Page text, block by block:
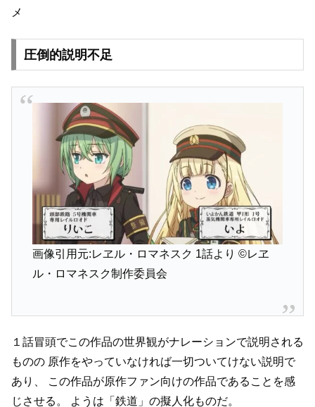
メ
圧倒的説明不足
画像引用元:レヱル・ロマネスク 1話より ©レヱ
ル・ロマネスク制作委員会
１話冒頭でこの作品の世界観がナレーションで説明される
ものの 原作をやっていなければ一切ついてけない説明で
あり、
この作品が原作ファン向けの作品であることを感
じさせる。
ようは「鉄道」の擬人化ものだ。